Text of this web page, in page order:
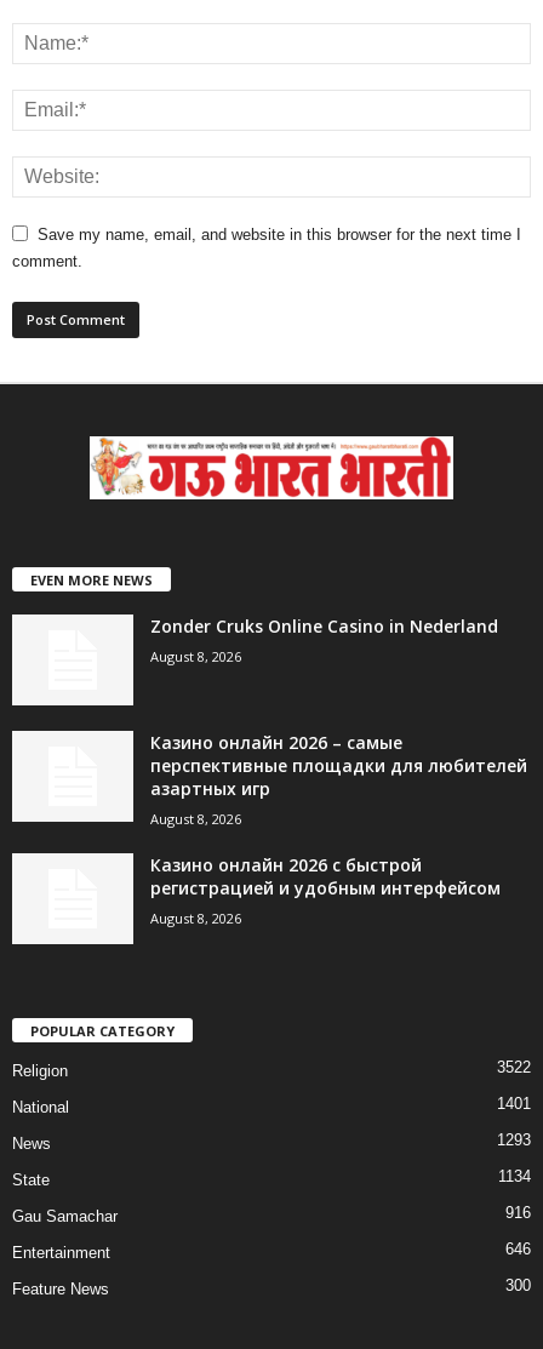
Save my name, email, and website in this browser for the next time I
comment.
EVEN MORE NEWS
Zonder Cruks Online Casino in Nederland
August 8, 2026
Казино онлайн 2026 – самые
перспективные площадки для любителей
азартных игр
August 8, 2026
Казино онлайн 2026 с быстрой
регистрацией и удобным интерфейсом
August 8, 2026
POPULAR CATEGORY
Religion 3522
National 1401
News 1293
State 1134
Gau Samachar 916
Entertainment 646
Feature News 300